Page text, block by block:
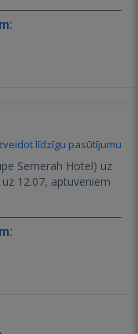
līdzīgu pasūtījumu
Semerah Hotel) uz
12.07, aptuveniem